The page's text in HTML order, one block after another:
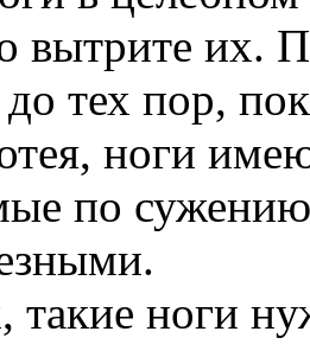
вытрите их.
тех пор,
ноги
по
ноги